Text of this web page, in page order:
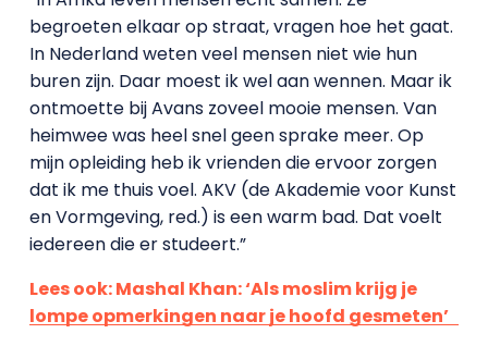
begroeten elkaar op straat, vragen hoe het gaat.
In Nederland weten veel mensen niet wie hun
buren zijn. Daar moest ik wel aan wennen. Maar ik
ontmoette bij Avans zoveel mooie mensen. Van
heimwee was heel snel geen sprake meer. Op
mijn opleiding heb ik vrienden die ervoor zorgen
dat ik me thuis voel. AKV (de Akademie voor Kunst
en Vormgeving, red.) is een warm bad. Dat voelt
iedereen die er studeert.”
Lees ook: Mashal Khan: ‘Als moslim krijg je
lompe opmerkingen naar je hoofd gesmeten’